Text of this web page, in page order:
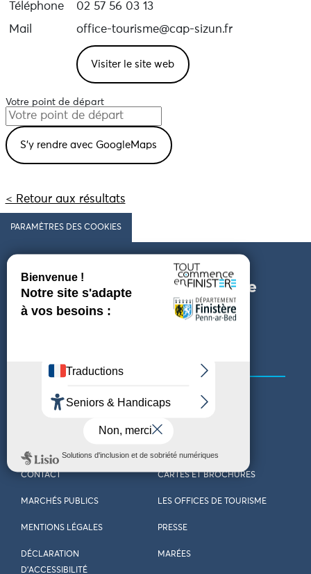
Téléphone
02 57 56 03 13
Mail
office-tourisme@cap-sizun.fr
Visiter le site web
Votre point de départ
< Retour aux résultats
PARAMÈTRES DES COOKIES
Suivez l'actualité du Finistère
QUI SOMMES-NOUS ?
LE DÉPARTEMENT DU
CONTACT CARTES ET BROCHURES
MARCHÉS PUBLICS LES OFFICES DE TOURISME
MENTIONS LÉGALES PRESSE
DÉCLARATION
D’ACCESSIBILITÉ
MARÉES